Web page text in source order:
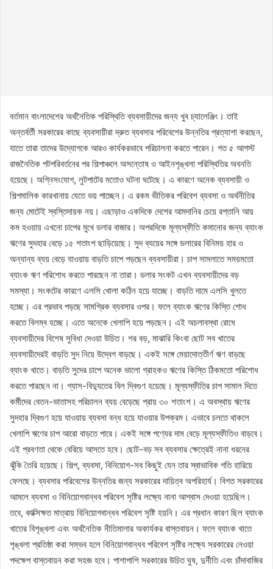
বর্তমান বাংলাদেশের অর্থনৈতিক পরিস্থিতি ব্যবসায়ীদের জন্য খুব চ্যালেঞ্জিং। তাই
অন্তর্বর্তী সরকারের কাছে ব্যবসায়ীরা দ্রুত ব্যবসার পরিবেশের উন্নতির প্রত্যাশা করছেন,
যাতে তারা তাদের উদ্যোগকে আরও কার্যকরভাবে পরিচালনা করতে পারেন। গত ৫ আগস্ট
রাজনৈতিক পটপরিবর্তনের পর শিল্পাঞ্চলে অসন্তোষ ও আইনশৃঙ্খলা পরিস্থিতির অবনতি
হয়েছে। অগ্নিসংযোগ, লুটপাটের মতোও ঘটনা ঘটেছে। এ কারণে অনেক ব্যবসায়ী ও
শিল্পমালিক কারখানায় যেতে ভয় পাচ্ছেন। এ রকম ভীতিকর পরিবেশ ব্যবসা ও অর্থনীতির
জন্য মোটেই স্বস্তিদায়ক নয়। এছাড়াও একদিকে দেশের আমদানির চেয়ে রপ্তানি আয়
কম হওয়ায় এখনো চাপের মুখে ডলার বাজার। অপরদিকে মূল্যস্ফীতি কমানোর জন্য ব্যাংক
ঋণের সুদহার বেড়ে ১৫ শতাংশ ছাড়িয়েছে। সুদ ব্যয়ের সঙ্গে ডলারের বিনিময় হার ও
অন্যান্য ব্যয় বেড়ে যাওয়ায় বাড়তি চাপে পড়ছেন ব্যবসায়ীরা। চাপ সামলাতে সময়মতো
ব্যাংক ঋণ পরিশোধ করতে পারছেন না তারা। ডলার সংকট এখন ব্যবসায়ীদের বড়
সমস্যা। সংকটের কারণে এলসি খোলা কঠিন হয়ে যাচ্ছে। বাড়তি দামে এলসি খুলতে
হচ্ছে। এর প্রভাব পড়ছে সামগ্রিক ব্যবসার ওপর। ফলে ব্যাংক ঋণের কিস্তি শোধ
করতে বিলম্ব হচ্ছে। এতে অনেকে খেলাপি হয়ে পড়ছেন। এই অচলাবস্থা রোধে
ব্যবসায়ীদের বিশেষ সুবিধা দেওয়া উচিত। শর বড়, মাঝারি কিংবা ছোট সব খাতের
ব্যবসায়ীদেরই বাড়তি সুদ নিয়ে উদ্বেগ বাড়ছে। একই সঙ্গে মেয়াদোত্তীর্ণ ঋণ বাড়ছে
ব্যাংক খাতে। বাড়তি সুদের চাপে অনেক ভালো গ্রাহকও ঋণের কিস্তি ঠিকমতো পরিশোধ
করতে পারছেন না। গ্যাস-বিদ্যুতের বিল দ্বিগুণ হয়েছে। মূল্যস্ফীতির চাপ সামাল দিতে
কর্মীদের বেতন-ভাতাসহ পরিচালন ব্যয় বেড়েছে প্রায় ৩০ শতাংশ। এ অবস্থায় ঋণের
সুদহার দ্বিগুণ হয়ে যাওয়ায় ব্যবসা বন্ধ হয়ে যাওয়ার উপক্রম। এভাবে চলতে থাকলে
খেলাপি ঋণের চাপ আরো বাড়তে পারে। একই সঙ্গে পণ্যের দাম বেড়ে মূল্যস্ফীতিও বাড়বে।
এই প্রবণতা থেকে বেরিয়ে আসতে হবে। ছোট-বড় সব ব্যবসার ক্ষেত্রেই নানা ধরনের
ঝুঁকি তৈরি হয়েছে। শিল্প, ব্যবসা, বিনিয়োগ-সব কিছুই যেন তার স্বাভাবিক গতি হারিয়ে
ফেলছে। ব্যবসার পরিবেশের উন্নতির জন্য সরকারের দায়িত্ব অপরিহার্য। বিগত সরকারের
আমলে ব্যবসা ও বিনিয়োগবান্ধব পরিবেশ সৃষ্টির লক্ষ্যে নানা আশ্বাস দেওয়া হয়েছিল।
তবে, কাক্সিক্ষত মাত্রায় বিনিয়োগবান্ধব পরিবেশ সৃষ্টি হয়নি। এর প্রধান কারণ ছিল ব্যাংক
খাতের বিশৃঙ্খলা এবং অর্থনৈতিক নীতিমালার অকার্যকর বাস্তবায়ন। ফলে ব্যাংক খাতে
শৃঙ্খলা প্রতিষ্ঠা করা সম্ভব হলে বিনিয়োগবান্ধব পরিবেশ সৃষ্টির লক্ষ্যে সরকারের নেওয়া
পদক্ষেপ বাস্তবায়ন করা সহজ হবে। পাশাপাশি সরকারের উচিত ঘুষ, দুর্নীতি এবং চাঁদাবাজির